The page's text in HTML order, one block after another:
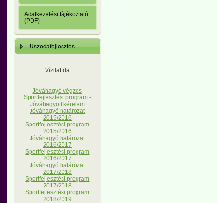
Adatkezelési tájékoztató
(PDF)
Uszodafejlesztés
Vízilabda
Jóváhagyó végzés
Sportfejlesztési program -
Jóváhagyott kérelem
Jóváhagyó határozat
2015/2016
Sportfejlesztési program
2015/2016
Jóváhagyó határozat
2016/2017
Sportfejlesztési program
2016/2017
Jóváhagyó határozat
2017/2018
Sportfejlesztési program
2017/2018
Sportfejlesztési program
2018/2019